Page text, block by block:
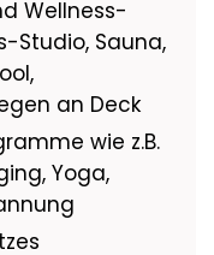
Wellness-
Studio, Sauna,
an Deck
wie z.B.
Yoga,